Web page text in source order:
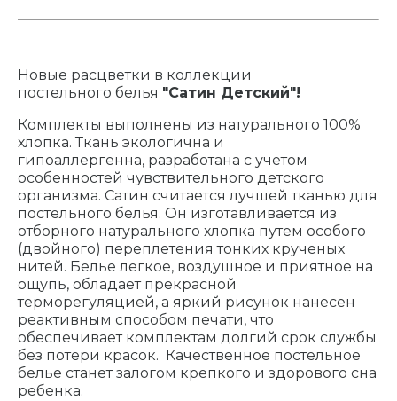
Новые расцветки в коллекции
постельного белья "Сатин Детский"!
Комплекты выполнены из натурального 100%
хлопка. Ткань экологична и
гипоаллергенна, разработана с учетом
особенностей чувствительного детского
организма. Сатин считается лучшей тканью для
постельного белья. Он изготавливается из
отборного натурального хлопка путем особого
(двойного) переплетения тонких крученых
нитей. Белье легкое, воздушное и приятное на
ощупь, обладает прекрасной
терморегуляцией, а яркий рисунок нанесен
реактивным способом печати, что
обеспечивает комплектам долгий срок службы
без потери красок. Качественное постельное
белье станет залогом крепкого и здорового сна
ребенка.